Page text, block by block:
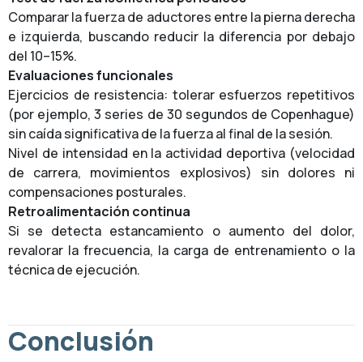
Comparar la fuerza de aductores entre la pierna derecha
e izquierda, buscando reducir la diferencia por debajo
del 10–15%.
Evaluaciones funcionales
Ejercicios de resistencia: tolerar esfuerzos repetitivos
(por ejemplo, 3 series de 30 segundos de Copenhague)
sin caída significativa de la fuerza al final de la sesión.
Nivel de intensidad en la actividad deportiva (velocidad
de carrera, movimientos explosivos) sin dolores ni
compensaciones posturales.
Retroalimentación continua
Si se detecta estancamiento o aumento del dolor,
revalorar la frecuencia, la carga de entrenamiento o la
técnica de ejecución.
Conclusión